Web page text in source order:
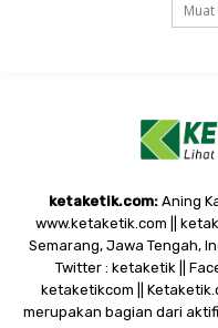
ketaketik.com: Aning
www.ketaketik.com ||
Semarang, Jawa Tengah,
Twitter : ketaketik ||
ketaketikcom ||
merupakan bagian dari